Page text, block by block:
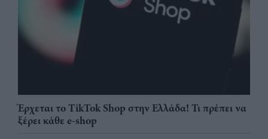
Έρχεται το TikTok Shop στην Ελλάδα! Τι πρέπει να
ξέρει κάθε e-shop